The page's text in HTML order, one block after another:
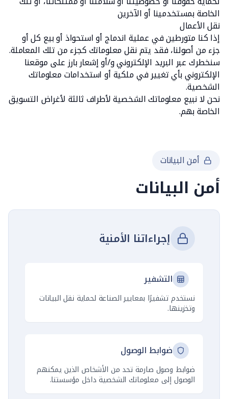
الخاصة بمستخدمينا أو الآخرين
نقل الأعمال
إذا كنا متورطين في عملية اندماج أو استحواذ أو بيع كل أو
جزء من أصولنا، فقد يتم نقل معلوماتك كجزء من تلك المعاملة.
سنخطرك عبر البريد الإلكتروني و/أو إشعار بارز على موقعنا
الإلكتروني بأي تغيير في ملكية أو استخدامات معلوماتك
الشخصية.
نحن لا نبيع معلوماتك الشخصية لأطراف ثالثة لأغراض التسويق
الخاصة بهم.
أمن البيانات
أمن البيانات
إجراءاتنا الأمنية
التشفير
نستخدم تشفيرًا بمعايير الصناعة لحماية نقل البيانات
وتخزينها.
ضوابط الوصول
ضوابط وصول صارمة تحد من الأشخاص الذين يمكنهم
الوصول إلى معلوماتك الشخصية داخل مؤسستنا.